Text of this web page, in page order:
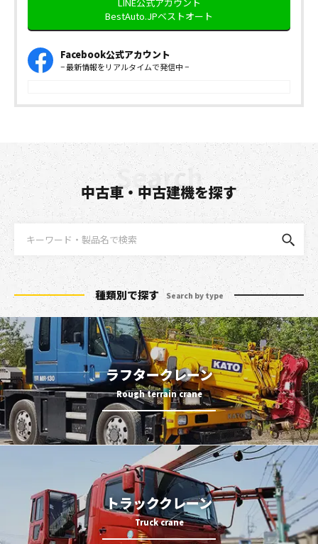
LINE公式アカウント
BestAuto.JPベストオート
Facebook公式アカウント
− 最新情報をリアルタイムで発信中 −
中古車・中古建機を探す
種類別で探す Search by type
ラフタークレーン
トラッククレーン